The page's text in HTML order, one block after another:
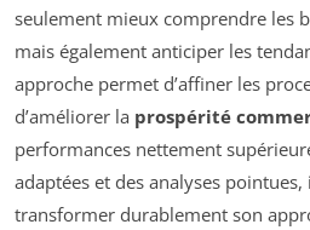
seulement mieux comprendre les
mais également anticiper les
approche permet d’affiner les
d’améliorer la prospérité
performances nettement
adaptées et des analyses
transformer durablement son